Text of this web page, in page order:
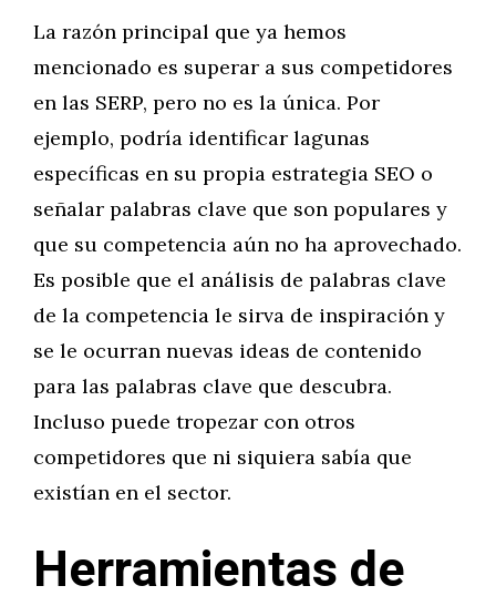
La razón principal que ya hemos
mencionado es superar a sus competidores
en las SERP, pero no es la única. Por
ejemplo, podría identificar lagunas
específicas en su propia estrategia SEO o
señalar palabras clave que son populares y
que su competencia aún no ha aprovechado.
Es posible que el análisis de palabras clave
de la competencia le sirva de inspiración y
se le ocurran nuevas ideas de contenido
para las palabras clave que descubra.
Incluso puede tropezar con otros
competidores que ni siquiera sabía que
existían en el sector.
Herramientas de